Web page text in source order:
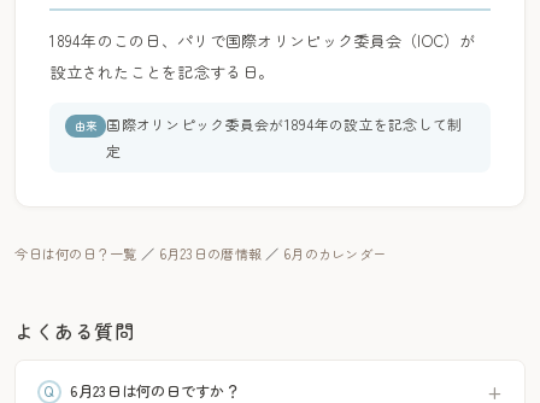
1894年のこの日、パリで国際オリンピック委員会（IOC）が
設立されたことを記念する日。
由来
国際オリンピック委員会が1894年の設立を記念して制
定
今日は何の日？一覧 ／ 6月23日の暦情報 ／ 6月のカレンダー
よくある質問
6月23日は何の日ですか？